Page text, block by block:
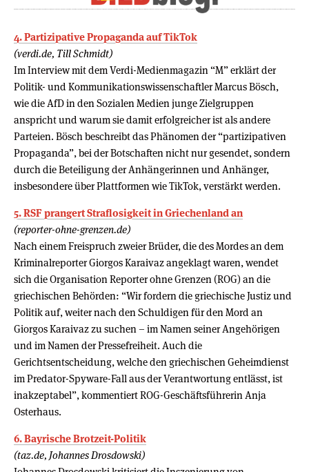
4. Partizipative Propaganda auf TikTok
(verdi.de, Till Schmidt)
Im Interview mit dem Verdi-Medienmagazin “M” erklärt der
Politik- und Kommunikationswissenschaftler Marcus Bösch,
wie die AfD in den Sozialen Medien junge Zielgruppen
anspricht und warum sie damit erfolgreicher ist als andere
Parteien. Bösch beschreibt das Phänomen der “partizipativen
Propaganda”, bei der Botschaften nicht nur gesendet, sondern
durch die Beteiligung der Anhängerinnen und Anhänger,
insbesondere über Plattformen wie TikTok, verstärkt werden.
5. RSF prangert Straflosigkeit in Griechenland an
(reporter-ohne-grenzen.de)
Nach einem Freispruch zweier Brüder, die des Mordes an dem
Kriminalreporter Giorgos Karaivaz angeklagt waren, wendet
sich die Organisation Reporter ohne Grenzen (ROG) an die
griechischen Behörden: “Wir fordern die griechische Justiz und
Politik auf, weiter nach den Schuldigen für den Mord an
Giorgos Karaivaz zu suchen – im Namen seiner Angehörigen
und im Namen der Pressefreiheit. Auch die
Gerichtsentscheidung, welche den griechischen Geheimdienst
im Predator-Spyware-Fall aus der Verantwortung entlässt, ist
inakzeptabel”, kommentiert ROG-Geschäftsführerin Anja
Osterhaus.
6. Bayrische Brotzeit-Politik
(taz.de, Johannes Drosdowski)